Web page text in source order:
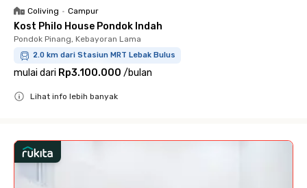
Coliving • Campur
Kost Philo House Pondok Indah
Pondok Pinang, Kebayoran Lama
2.0 km dari Stasiun MRT Lebak Bulus
mulai dari Rp3.100.000 /bulan
Lihat info lebih banyak